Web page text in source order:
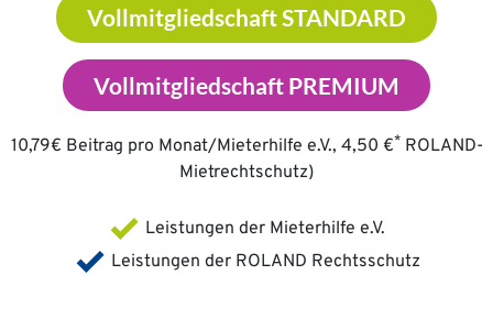
Vollmitgliedschaft STANDARD
Vollmitgliedschaft PREMIUM
10,79€ Beitrag pro Monat/Mieterhilfe e.V., 4,50 €* ROLAND-
Mietrechtschutz)
Leistungen der Mieterhilfe e.V.
Leistungen der ROLAND Rechtsschutz